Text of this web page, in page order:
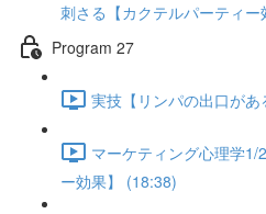
刺さる【カクテルパーティ
Program 27
実技【リンパの出口が
マーケティング心理学
ー効果】 (18:38)